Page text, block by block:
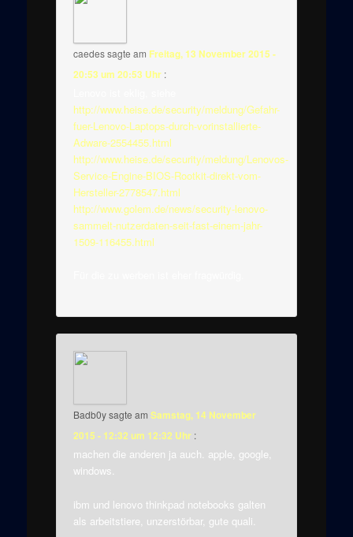
caedessagte am Freitag, 13 November 2015 -
20:53 um 20:53 Uhr :
http://www.heise.de/security/meldung/Gefahr-
fuer-Lenovo-Laptops-durch-vorinstallierte-
Adware-2554455.html
http://www.heise.de/security/meldung/Lenovos-
Service-Engine-BIOS-Rootkit-direkt-vom-
Hersteller-2778547.html
http://www.golem.de/news/security-lenovo-
sammelt-nutzerdaten-seit-fast-einem-jahr-
1509-116455.html
Badb0ysagte am Samstag, 14 November
2015 - 12:32 um 12:32 Uhr :
machen die anderen ja auch. apple, google,
windows.
ibm und lenovo thinkpad notebooks galten
als arbeitstiere, unzerstörbar, gute quali.